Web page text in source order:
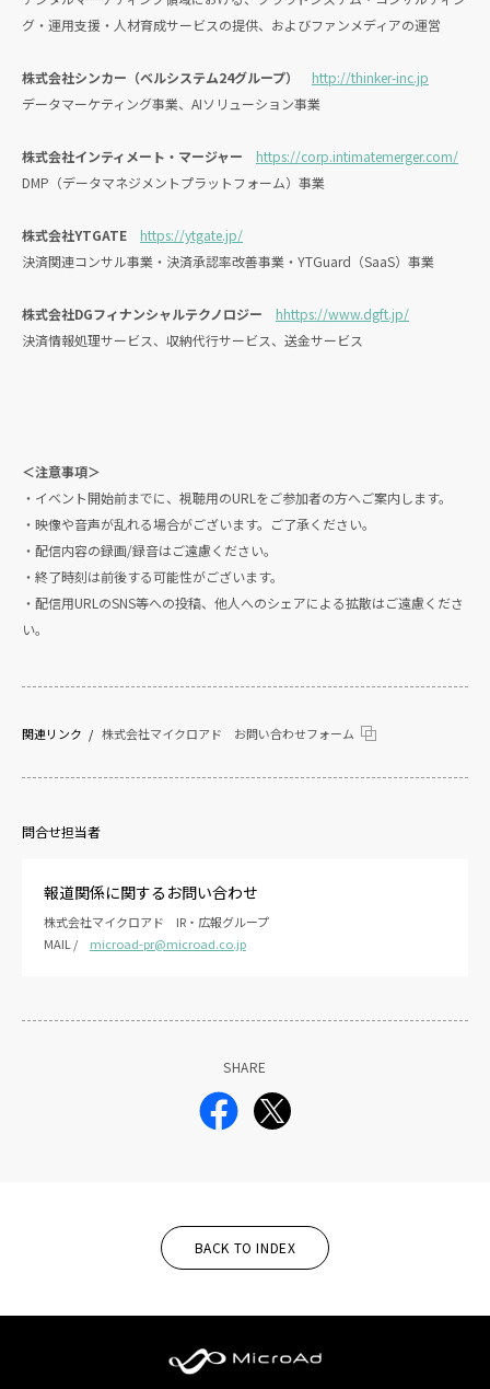
グ・運用支援・人材育成サービスの提供、およびファンメディアの運営
株式会社シンカー（ベルシステム24グループ）
http://thinker-inc.jp
データマーケティング事業、AIソリューション事業
株式会社インティメート・マージャー
https://corp.intimatemerger.com/
DMP（データマネジメントプラットフォーム）事業
株式会社YTGATE
https://ytgate.jp/
決済関連コンサル事業・決済承認率改善事業・YTGuard（SaaS）事業
株式会社DGフィナンシャルテクノロジー
hhttps://www.dgft.jp/
決済情報処理サービス、収納代行サービス、送金サービス
＜注意事項＞
・イベント開始前までに、視聴用のURLをご参加者の方へご案内します。
・映像や音声が乱れる場合がございます。ご了承ください。
・配信内容の録画/録音はご遠慮ください。
・終了時刻は前後する可能性がございます。
・配信用URLのSNS等への投稿、他人へのシェアによる拡散はご遠慮くださ
い。
関連リンク 株式会社マイクロアド お問い合わせフォーム
問合せ担当者
報道関係に関するお問い合わせ
株式会社マイクロアド IR・広報グループ
MAIL /
microad-pr@microad.co.jp
SHARE
BACK TO INDEX